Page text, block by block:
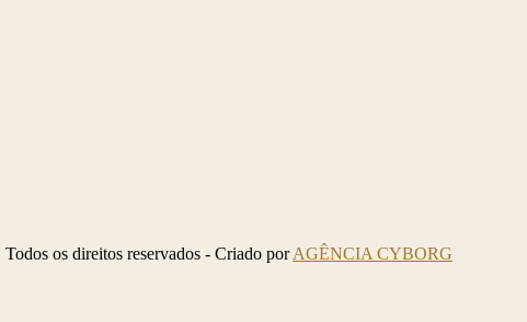
os direitos reservados - Criado porAGÊNCIA CYBORG